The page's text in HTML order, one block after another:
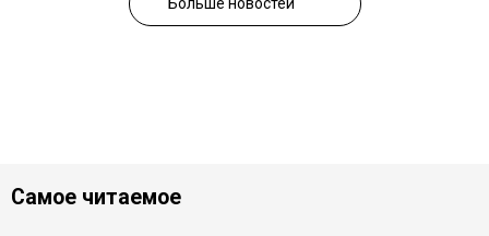
Самое читаемое